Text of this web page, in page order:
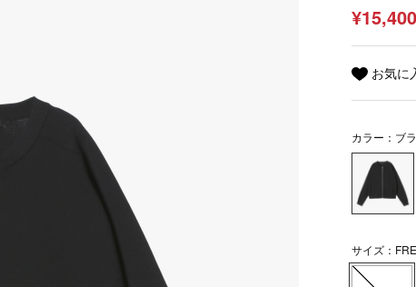
¥15,400
お気に
カラー：ブ
サイズ：